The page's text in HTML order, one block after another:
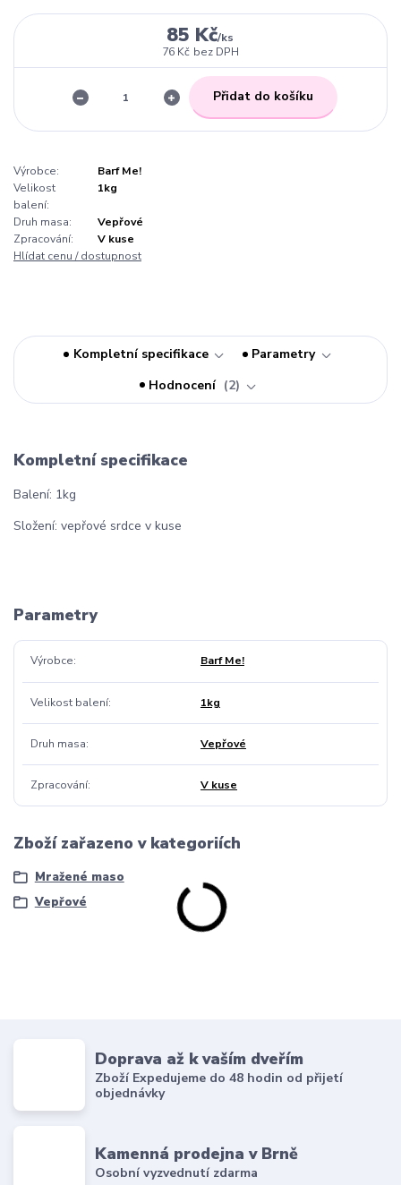
85 Kč/ks
76 Kč bez DPH
Přidat do košíku
Výrobce:
Barf Me!
Velikost
balení:
1kg
Druh masa:
Vepřové
Zpracování:
V kuse
Hlídat cenu / dostupnost
Kompletní specifikace
Parametry
Hodnocení
2
Kompletní specifikace
Balení: 1kg
Složení: vepřové srdce v kuse
Parametry
Výrobce Barf Me!
Velikost balení 1kg
Druh masa Vepřové
Zpracování V kuse
Zboží zařazeno v kategoriích
Mražené maso
Vepřové
Doprava až k vaším dveřím
Zboží Expedujeme do 48 hodin od přijetí
objednávky
Kamenná prodejna v Brně
Osobní vyzvednutí zdarma